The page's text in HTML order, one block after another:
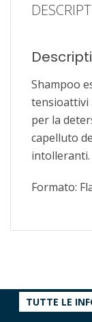
Shampoo
tensioattivi
per la
capelluto
intolleranti.
Formato:
TUTTE LE